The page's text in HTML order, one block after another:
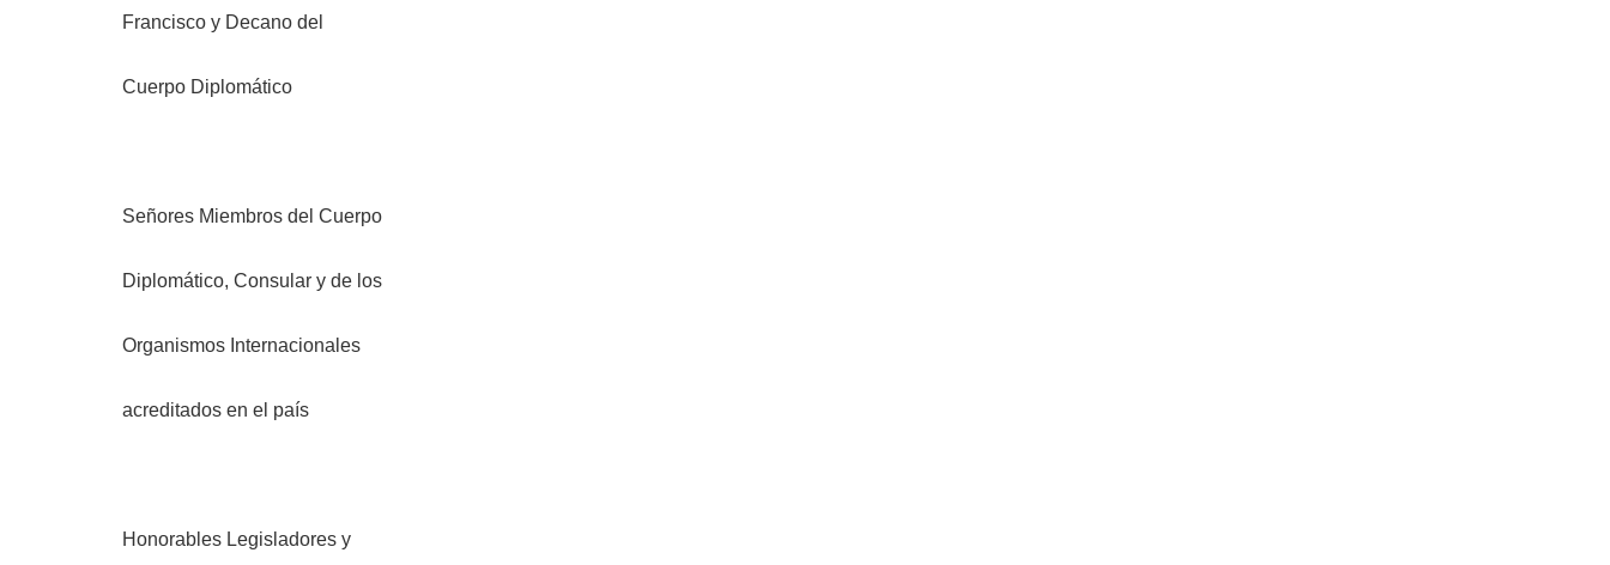
Francisco y Decano del
Cuerpo Diplomático
Señores Miembros del Cuerpo
Diplomático, Consular y de los
Organismos Internacionales
acreditados en el país
Honorables Legisladores y